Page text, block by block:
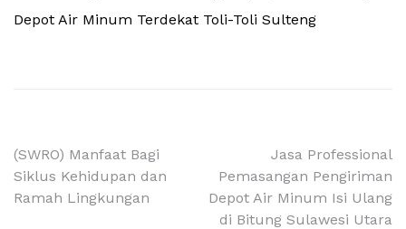
Depot Air Minum Terdekat Toli-Toli Sulteng
Navigasi
pos
(SWRO) Manfaat Bagi
Siklus Kehidupan dan
Ramah Lingkungan
Jasa Professional
Pemasangan Pengiriman
Depot Air Minum Isi Ulang
di Bitung Sulawesi Utara